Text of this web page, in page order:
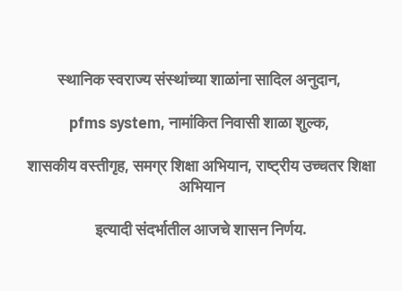
स्थानिक स्वराज्य संस्थांच्या शाळांना सादिल अनुदान,
pfms system, नामांकित निवासी शाळा शुल्क,
शासकीय वस्तीगृह, समग्र शिक्षा अभियान, राष्ट्रीय उच्चतर शिक्षा
अभियान
इत्यादी संदर्भातील आजचे शासन निर्णय.